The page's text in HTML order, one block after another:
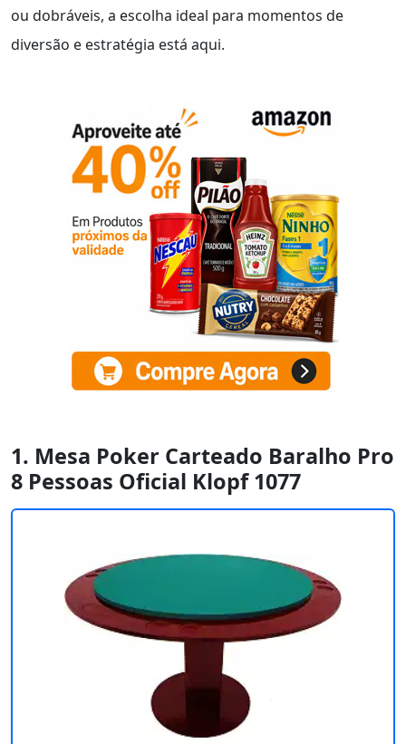
ou dobráveis, a escolha ideal para momentos de
diversão e estratégia está aqui.
1. Mesa Poker Carteado Baralho Pro
8 Pessoas Oficial Klopf 1077